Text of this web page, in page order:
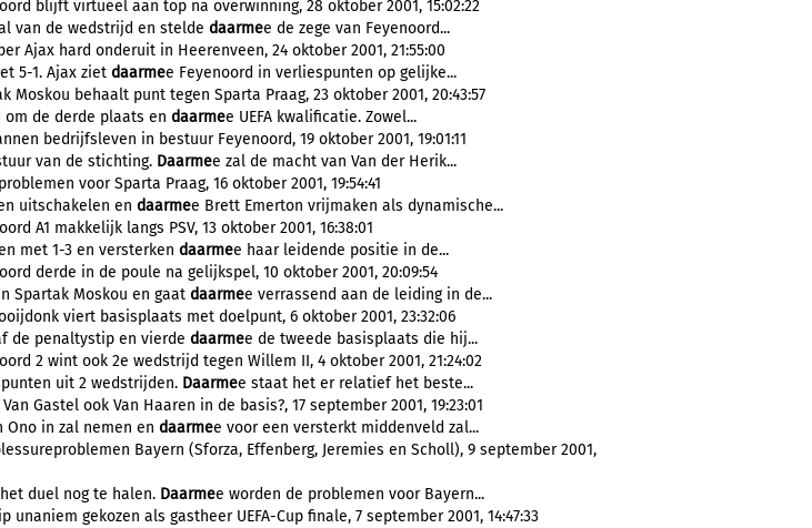
blijft virtueel aan top na overwinning, 28 oktober 2001, 15:02:22
van de wedstrijd en stelde daarmee de zege van Feyenoord...
Ajax hard onderuit in Heerenveen, 24 oktober 2001, 21:55:00
5-1. Ajax ziet daarmee Feyenoord in verliespunten op gelijke...
Moskou behaalt punt tegen Sparta Praag, 23 oktober 2001, 20:43:57
om de derde plaats en daarmee UEFA kwalificatie. Zowel...
bedrijfsleven in bestuur Feyenoord, 19 oktober 2001, 19:01:11
van de stichting. Daarmee zal de macht van Van der Herik...
voor Sparta Praag, 16 oktober 2001, 19:54:41
uitschakelen en daarmee Brett Emerton vrijmaken als dynamische...
A1 makkelijk langs PSV, 13 oktober 2001, 16:38:01
met 1-3 en versterken daarmee haar leidende positie in de...
derde in de poule na gelijkspel, 10 oktober 2001, 20:09:54
Spartak Moskou en gaat daarmee verrassend aan de leiding in de...
viert basisplaats met doelpunt, 6 oktober 2001, 23:32:06
de penaltystip en vierde daarmee de tweede basisplaats die hij...
2 wint ook 2e wedstrijd tegen Willem II, 4 oktober 2001, 21:24:02
uit 2 wedstrijden. Daarmee staat het er relatief het beste...
Gastel ook Van Haaren in de basis?, 17 september 2001, 19:23:01
Ono in zal nemen en daarmee voor een versterkt middenveld zal...
Bayern (Sforza, Effenberg, Jeremies en Scholl), 9 september 2001,
duel nog te halen. Daarmee worden de problemen voor Bayern...
unaniem gekozen als gastheer UEFA-Cup finale, 7 september 2001, 14:47:33